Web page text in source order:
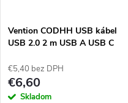
Vention CODHH USB kábel
USB 2.0 2 m USB A USB C
€5,40 bez DPH
€6,60
Skladom